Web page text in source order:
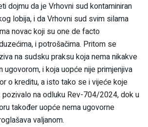
dojmu da je Vrhovni sud kontaminiran
lobija, i da Vrhovni sud svim silama
novac koji su one de facto
i potrošačima. Pritom se
na sudsku praksu koja nema nikakve
i koja uopće nije primjenjiva
o kreditu, a isto tako se i vijeće koje
pozivalo na odluku Rev-704/2024, dok u
također uopće nema ugovorne
valjanom.